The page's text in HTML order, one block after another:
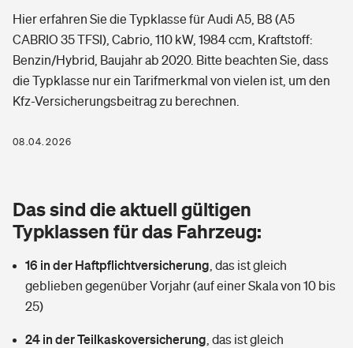
Grundfähigkeitsversicherung
Arbeitsrechtsschutz
Berufshaftpflichtversicherung
Zur Übersicht
Tools
Wer versichert was: Jetzt Versicherer finden
Sie haben Fragen?
Elementarversicherung
Glasversicherung
Mietkautionsversicherung
Restkreditversicherung
Freizeit
Pri­vate Haft­pflicht­
Kinderunfall­ver­si­che­rung
Kinderinvalidität
Gesundheit
Private Krankenversicherung
Dread-Disease-Versicherung
Tierkrankenversicherung
Zur Übersicht
Hier erfahren Sie die Typklasse für Audi A5, B8 (A5
CABRIO 35 TFSI), Cabrio, 110 kW, 1984 ccm, Kraftstoff:
Benzin/Hybrid, Baujahr ab 2020. Bitte beachten Sie, dass
die Typklasse nur ein Tarifmerkmal von vielen ist, um den
Kfz-Versicherungsbeitrag zu berechnen.
08.04.2026
Das sind die aktuell gültigen
Typklassen für das Fahrzeug:
16 in der Haftpflichtversicherung das ist gleich
geblieben gegenüber Vorjahr (auf einer Skala von 10 bis
25)
24 in der Teilkaskoversicherung das ist gleich